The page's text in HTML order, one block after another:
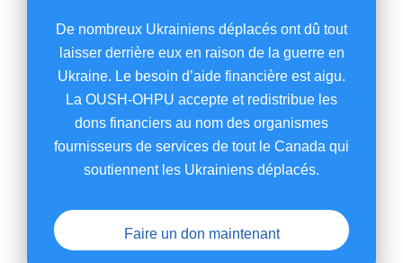
De nombreux Ukrainiens déplacés ont dû tout
laisser derrière eux en raison de la guerre en
Ukraine. Le besoin d’aide financière est aigu.
La OUSH-OHPU accepte et redistribue les
dons financiers au nom des organismes
fournisseurs de services de tout le Canada qui
soutiennent les Ukrainiens déplacés.
Faire un don maintenant